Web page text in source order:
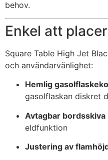
behov.
Enkel att
Square Table High Jet
och användarvänlighet:
Hemlig
gasolflaskan diskret
Avtagbar bordsskiva
eldfunktion
Justering av